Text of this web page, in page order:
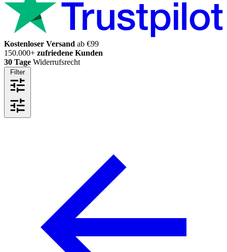
Kostenloser Versand ab €99
150.000+ zufriedene Kunden
30 Tage Widerrufsrecht
Filter